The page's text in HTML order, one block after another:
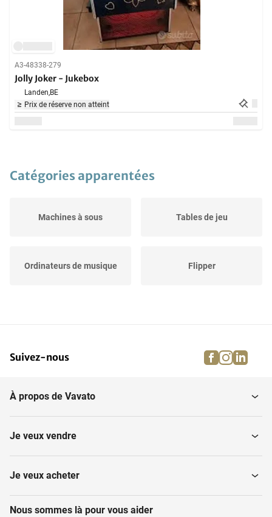
A3-48338-279
Jolly Joker - Jukebox
Landen,BE
Prix de réserve non atteint
Catégories apparentées
Machines à sous Tables de jeu
Ordinateurs de musique Flipper
Suivez-nous facebook
À propos de Vavato
Je veux vendre
Je veux acheter
Nous sommes là pour vous aider